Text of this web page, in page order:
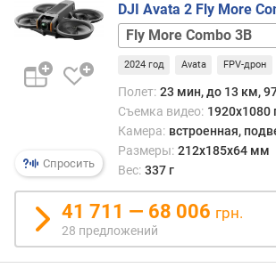
и
м
о
т
о
г
и
х
к
д
Спросить
DJI Avata 2 Fly More
Fly
More
Combo
1BFly
Smart
Combo
1
Batteryдрон,
управления,
3
2024 год Avata FPV-дрон
Полет: 23 мин, до 13 км,
Съемка видео: 1920x1080
Камера: встроенная,
Размеры: 212x185x64 мм
Вес: 337 г
41 711 — 68 006 грн.
28 предложений